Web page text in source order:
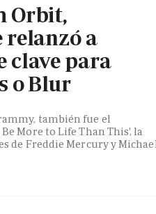
Orbit,
a
clave para
o Blur
también fue el
More to Life Than This', la
de Freddie Mercury y